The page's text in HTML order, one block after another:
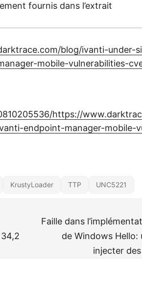
fournis dans l’extrait
blog/ivanti-under-
mobile-vulnerabilities-
https://
endpoint-manager-mobile-
KrustyLoader TTP UNC5221
Faille dans
de Windows Hello:
injecter